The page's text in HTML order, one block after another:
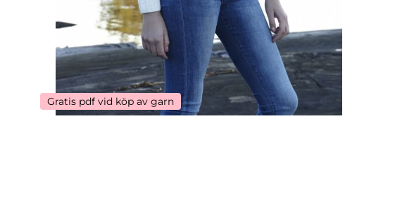
Gratis pdf vid köp av garn